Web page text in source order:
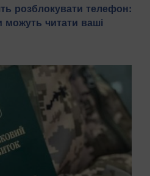
розблокувати телефон:
читати ваші